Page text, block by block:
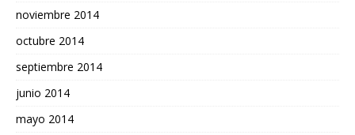
noviembre 2014
octubre 2014
septiembre 2014
junio 2014
mayo 2014